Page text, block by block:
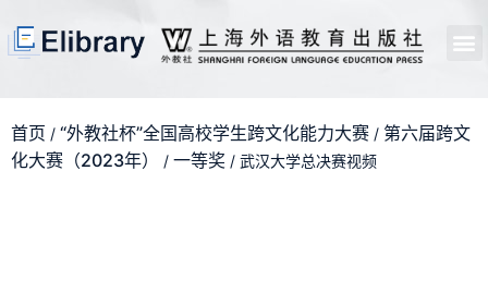
首页 / “外教社杯”全国高校学生跨文化能力大赛 / 第六届跨文
化大赛（2023年）
/ 一等奖 / 武汉大学总决赛视频